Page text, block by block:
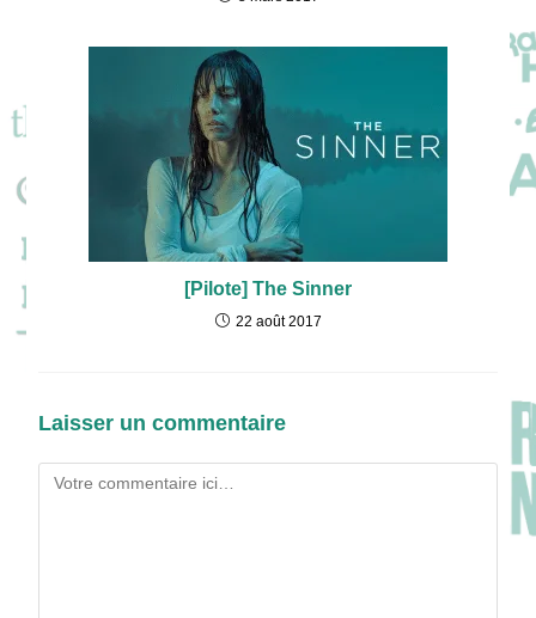
[Pilote] The Sinner
22 août 2017
Laisser un commentaire
Comment